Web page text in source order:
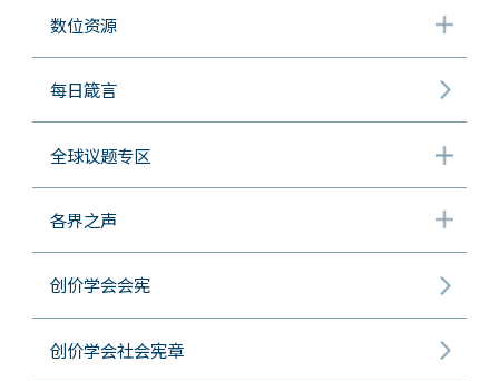
数位资源
每日箴言
全球议题专区
各界之声
创价学会会宪
创价学会社会宪章